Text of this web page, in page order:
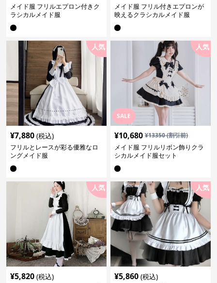
メイド服 フリルエプロン付きク
ラシカルメイド服
メイド服 フリル付きエプロンが
映えるクラシカルメイド服
人気
¥7,880 (税込)
フリルとレースが彩る優雅なロ
ングメイド服
SALE
人気
¥10,680 ¥13350(割引前)
メイド服 フリルリボン飾りクラ
シカルメイド服セット
人気
¥5,820 (税込)
人気
¥5,860 (税込)